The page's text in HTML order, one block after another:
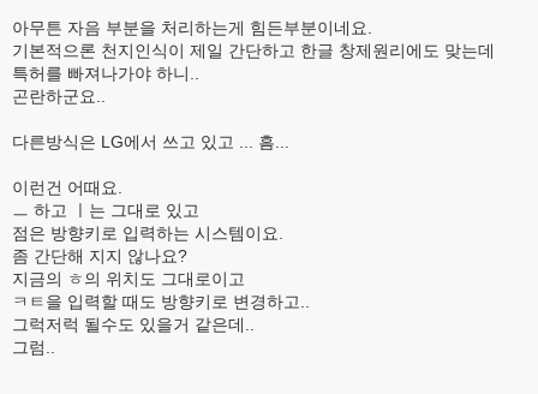
아무튼 자음 부분을 처리하는게 힘든부분이네요.
기본적으론 천지인식이 제일 간단하고 한글 창제원리에도 맞는데
특허를 빠져나가야 하니..
곤란하군요..
다른방식은 LG에서 쓰고 있고 ... 흠...
이런건 어때요.
ㅡ 하고 ㅣ는 그대로 있고
점은 방향키로 입력하는 시스템이요.
좀 간단해 지지 않나요?
지금의 ㅎ의 위치도 그대로이고
ㅋㅌ을 입력할 때도 방향키로 변경하고..
그럭저럭 될수도 있을거 같은데..
그럼..